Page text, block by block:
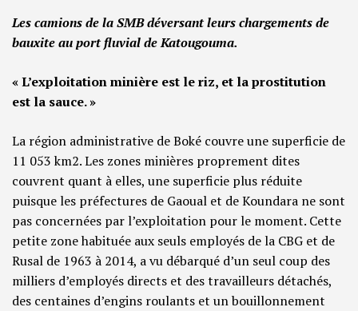
Les camions de la SMB déversant leurs chargements de
bauxite au port fluvial de Katougouma.
« L’exploitation minière est le riz, et la prostitution
est la sauce. »
La région administrative de Boké couvre une superficie de
11 053 km2. Les zones minières proprement dites
couvrent quant à elles, une superficie plus réduite
puisque les préfectures de Gaoual et de Koundara ne sont
pas concernées par l’exploitation pour le moment. Cette
petite zone habituée aux seuls employés de la CBG et de
Rusal de 1963 à 2014, a vu débarqué d’un seul coup des
milliers d’employés directs et des travailleurs détachés,
des centaines d’engins roulants et un bouillonnement